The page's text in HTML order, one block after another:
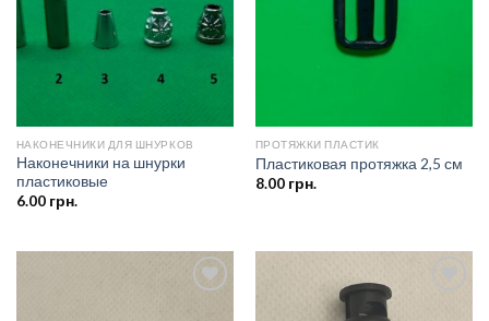
НАКОНЕЧНИКИ ДЛЯ ШНУРКОВ
Наконечники на шнурки
пластиковые
6.00грн.
ПРОТЯЖКИ ПЛАСТИК
Пластиковая протяжка 2,5 см
8.00грн.